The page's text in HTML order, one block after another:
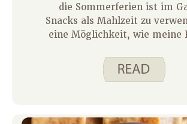
die Sommerferien ist im
Snacks als Mahlzeit zu
eine Möglichkeit, wie meine
den letzten Wochen hat
ihre Lieblingssnacks geteilt,
wenig Aufwand ist, um uns